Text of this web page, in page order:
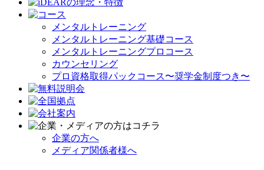
メンタルトレーニング
メンタルトレーニング基礎コース
メンタルトレーニングプロコース
カウンセリング
プロ資格取得パックコース〜奨学金制度つき〜
企業の方へ
メディア関係者様へ